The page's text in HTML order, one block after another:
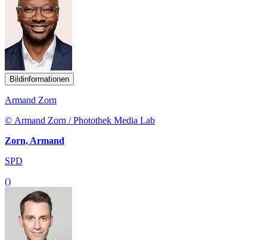
Bildinformationen
Armand Zorn
© Armand Zorn / Photothek Media Lab
Zorn, Armand
SPD
()